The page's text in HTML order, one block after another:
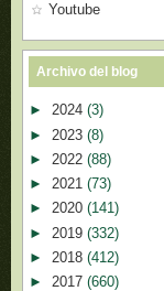
Youtube
Archivo del blog
► 2024 (3)
► 2023 (8)
► 2022 (88)
► 2021 (73)
► 2020 (141)
► 2019 (332)
► 2018 (412)
► 2017 (660)